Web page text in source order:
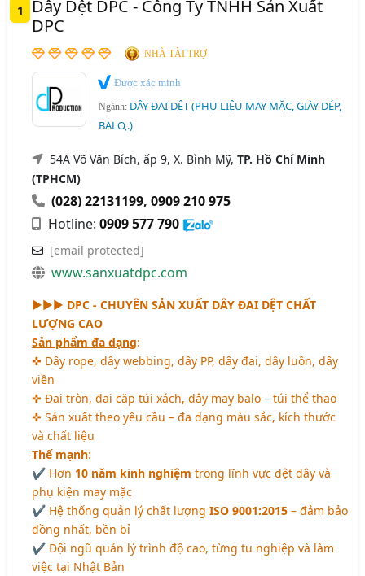
Ngành xem thêm
May Mặc - Nguyên, Phụ Liệu May Mặc (881)
Dây Thun Sofa, Dây Đai Thun Sofa (32)
1
Dây Dệt DPC - Công Ty TNHH Sản Xuất
DPC
NHÀ TÀI TRỢ
Được xác minh
Ngành: DÂY ĐAI DỆT (PHỤ LIỆU MAY MẶC, GIÀY DÉP,
BALO,.)
54A Võ Văn Bích, ấp 9, X. Bình Mỹ,TP. Hồ Chí Minh
(TPHCM)
(028) 22131199,0909 210 975
Hotline:0909 577 790
[email protected]
www.sanxuatdpc.com
►►► DPC - CHUYÊN SẢN XUẤT DÂY ĐAI DỆT CHẤT
LƯỢNG CAO
Sản phẩm đa dạng:
✜ Dây rope, dây webbing, dây PP, dây đai, dây luồn, dây
viền
✜ Đai tròn, đai cặp túi xách, dây may balo – túi thể thao
✜ Sản xuất theo yêu cầu – đa dạng màu sắc, kích thước
và chất liệu
Thế mạnh:
✔ Hơn 10 năm kinh nghiệm trong lĩnh vực dệt dây và
phụ kiện may mặc
✔ Hệ thống quản lý chất lượngISO 9001:2015 – đảm bảo
đồng nhất, bền bỉ
✔ Đội ngũ quản lý trình độ cao, từng tu nghiệp và làm
việc tại Nhật Bản